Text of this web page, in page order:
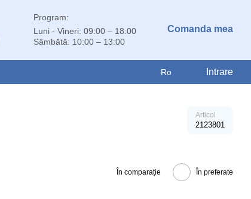
Program:
Luni - Vineri: 09:00 – 18:00
Sâmbătă: 10:00 – 13:00
Comanda mea
Ro Intrare
Articol
2123801
În comparație În preferate